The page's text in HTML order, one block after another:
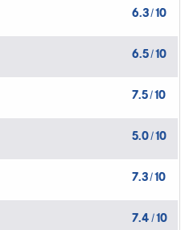
6.3/10
6.5/10
7.5/10
5.0/10
7.3/10
7.4 /10